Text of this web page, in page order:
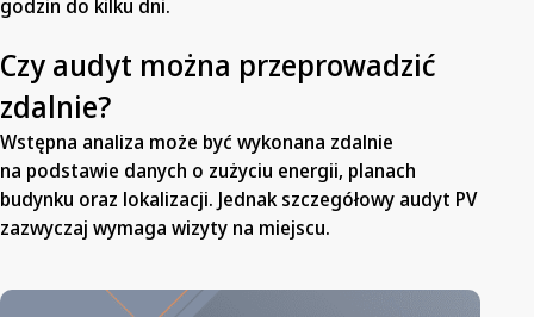
godzin do kilku dni.
Czy audyt można przeprowadzić
zdalnie?
Wstępna analiza może być wykonana zdalnie
na podstawie danych o zużyciu energii, planach
budynku oraz lokalizacji. Jednak szczegółowy audyt PV
zazwyczaj wymaga wizyty na miejscu.